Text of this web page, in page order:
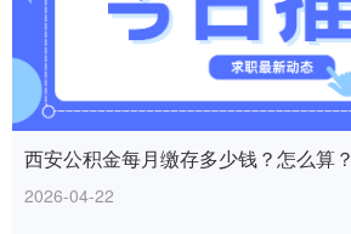
西安公积金每月缴存多少钱？怎么算？
2026-04-22